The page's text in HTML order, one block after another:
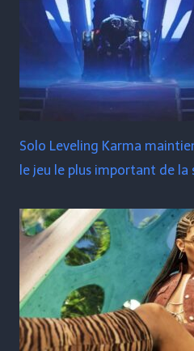
Solo Leveling Karma
le jeu le plus important de